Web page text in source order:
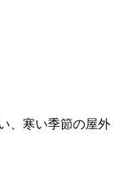
、寒い季節の屋外